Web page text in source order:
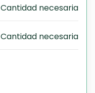
Cantidad necesaria
Cantidad necesaria